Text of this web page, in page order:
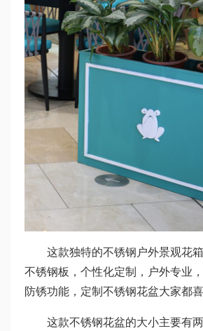
这款独特的不锈钢户外景观花箱
不锈钢板，个性化定制，户外专业
防锈功能，定制不锈钢花盆大家都
这款不锈钢花盆的大小主要有两